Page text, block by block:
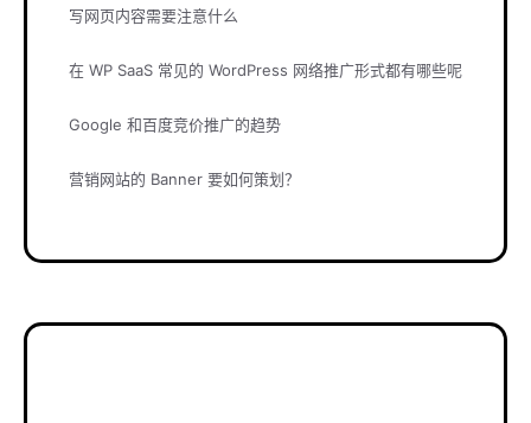
写网页内容需要注意什么
在 WP SaaS 常见的 WordPress 网络推广形式都有哪些呢
Google 和百度竞价推广的趋势
营销网站的 Banner 要如何策划？